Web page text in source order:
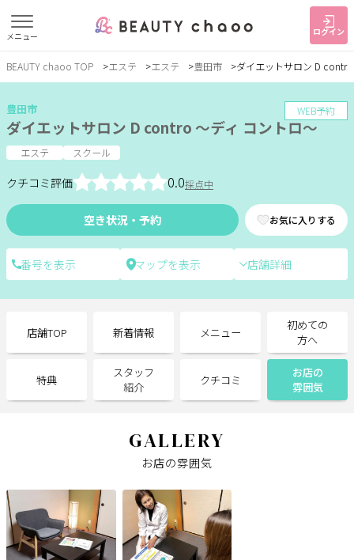
メニュー ログイン
すでに会員の方 はじめてご利用の方
ジャンルで探す
ヘア・メイク ネイル・まつげ エステ
リラク・整体
スクール・
トレーニング
メンズ
大人女子トピック ランキング
サイトマップ
お知らせ
お問い合わせ
掲載店様
BEAUTY chaoo TOP エステ エステ 豊田市 ダイエットサロン D
豊田市
ダイエットサロン D contro ～ディ コントロ～
エステ スクール
空き状況・予約 お気に入りする
クチコミ評価 0.0採点中
店舗詳細
WEB予約
店舗TOP 新着情報 メニュー
初めての
方へ
特典
スタッフ
紹介
クチコミ
お店の
雰囲気
GALLERY
お店の雰囲気